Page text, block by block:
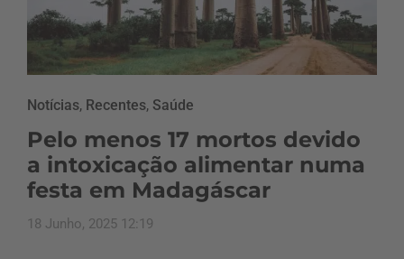
Notícias, Recentes, Saúde
Pelo menos 17 mortos devido
a intoxicação alimentar numa
festa em Madagáscar
18 Junho, 2025 12:19